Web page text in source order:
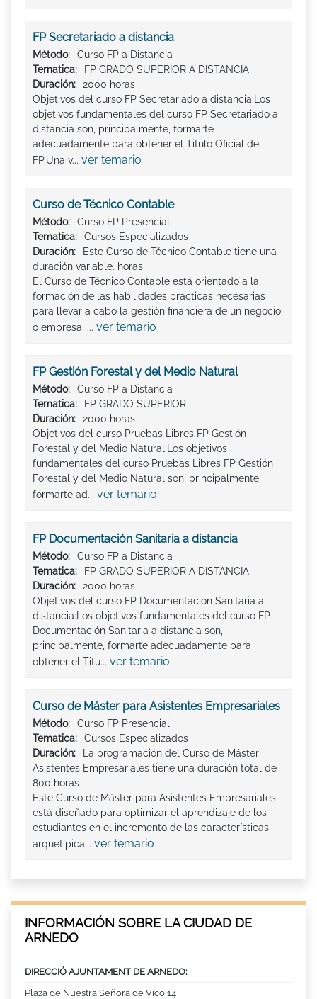
FP Secretariado a distancia
Método:
Curso FP a Distancia
Tematica:
FP GRADO SUPERIOR A DISTANCIA
Duración:
2000 horas
Objetivos del curso FP Secretariado a distancia:Los
objetivos fundamentales del curso FP Secretariado a
distancia son, principalmente, formarte
adecuadamente para obtener el Titulo Oficial de
FP.Una v... ver temario
Curso de Técnico Contable
Método:
Curso FP Presencial
Tematica:
Cursos Especializados
Duración:
Este Curso de Técnico Contable tiene una
duración variable. horas
El Curso de Técnico Contable está orientado a la
formación de las habilidades prácticas necesarias
para llevar a cabo la gestión financiera de un negocio
o empresa. ... ver temario
FP Gestión Forestal y del Medio Natural
Método:
Curso FP a Distancia
Tematica:
FP GRADO SUPERIOR
Duración:
2000 horas
Objetivos del curso Pruebas Libres FP Gestión
Forestal y del Medio Natural:Los objetivos
fundamentales del curso Pruebas Libres FP Gestión
Forestal y del Medio Natural son, principalmente,
formarte ad... ver temario
FP Documentación Sanitaria a distancia
Método:
Curso FP a Distancia
Tematica:
FP GRADO SUPERIOR A DISTANCIA
Duración:
2000 horas
Objetivos del curso FP Documentación Sanitaria a
distancia:Los objetivos fundamentales del curso FP
Documentación Sanitaria a distancia son,
principalmente, formarte adecuadamente para
obtener el Titu... ver temario
Curso de Máster para Asistentes Empresariales
Método:
Curso FP Presencial
Tematica:
Cursos Especializados
Duración:
La programación del Curso de Máster
Asistentes Empresariales tiene una duración total de
800 horas
Este Curso de Máster para Asistentes Empresariales
está diseñado para optimizar el aprendizaje de los
estudiantes en el incremento de las características
arquetípica... ver temario
INFORMACIÓN SOBRE LA CIUDAD DE
ARNEDO
DIRECCIÓ AJUNTAMENT DE ARNEDO:
Plaza de Nuestra Señora de Vico 14